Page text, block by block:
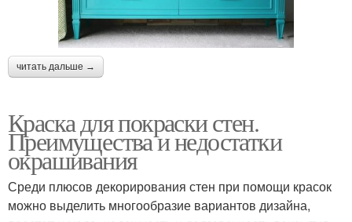
читать дальше →
Краска для покраски стен.
Преимущества и недостатки
окрашивания
Среди плюсов декорирования стен при помощи красок
можно выделить многообразие вариантов дизайна,